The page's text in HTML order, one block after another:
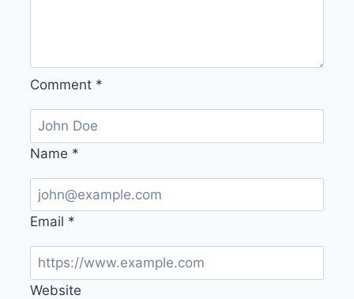
Comment *
Name *
Email *
Website